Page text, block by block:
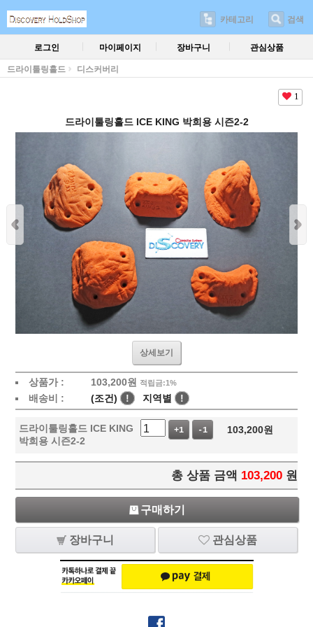
카테고리 검색
로그인 마이페이지 장바구니 관심상품
드라이툴링홀드 디스커버리
1
드라이툴링홀드 ICE KING 박희용 시즌2-2
상세보기
상품가 : 103,200원 적립금:1%
배송비 : (조건) ! 지역별 !
드라이툴링홀드 ICE KING
박희용 시즌2-2
+1 -1 103,200원
총 상품 금액 103,200 원
구매하기
장바구니 관심상품